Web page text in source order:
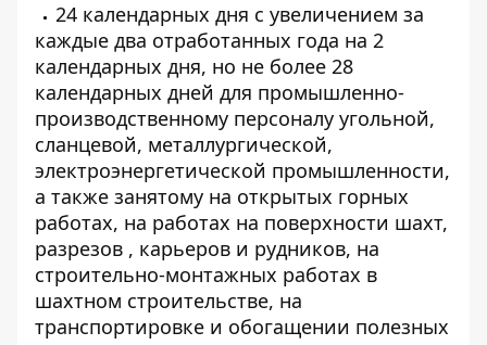
24 календарных дня с увеличением за
каждые два отработанных года на 2
календарных дня, но не более 28
календарных дней для промышленно-
производственному персоналу угольной,
сланцевой, металлургической,
электроэнергетической промышленности,
а также занятому на открытых горных
работах, на работах на поверхности шахт,
разрезов , карьеров и рудников, на
строительно-монтажных работах в
шахтном строительстве, на
транспортировке и обогащении полезных